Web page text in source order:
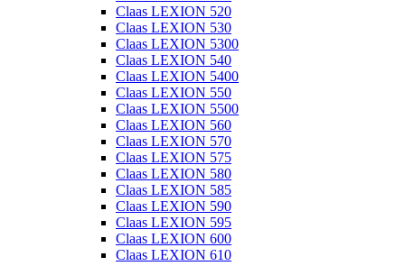
Claas LEXION 520
Claas LEXION 530
Claas LEXION 5300
Claas LEXION 540
Claas LEXION 5400
Claas LEXION 550
Claas LEXION 5500
Claas LEXION 560
Claas LEXION 570
Claas LEXION 575
Claas LEXION 580
Claas LEXION 585
Claas LEXION 590
Claas LEXION 595
Claas LEXION 600
Claas LEXION 610